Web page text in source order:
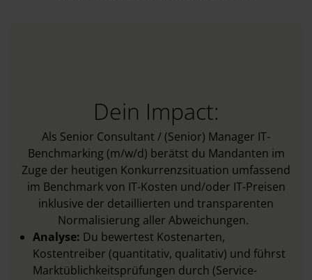
Dein Impact:
Als Senior Consultant / (Senior) Manager IT-
Benchmarking (m/w/d) berätst du Mandanten im
Zuge der heutigen Konkurrenzsituation umfassend
im Benchmark von IT-Kosten und/oder IT-Preisen
inklusive der detaillierten und transparenten
Normalisierung aller Abweichungen.
Analyse: Du bewertest Kostenarten,
Kostentreiber (quantitativ, qualitativ) und führst
Marktüblichkeitsprüfungen durch (Service-